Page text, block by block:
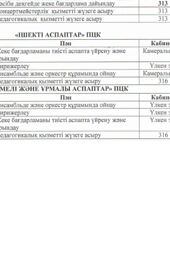
пения,
ДМШ
ПКЦ